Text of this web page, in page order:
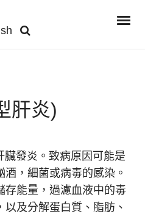
肝炎)
臟發炎。致病原因可能是
，細菌或病毒的感染。
存能量，過濾血液中的毒
及分解蛋白質、脂肪、